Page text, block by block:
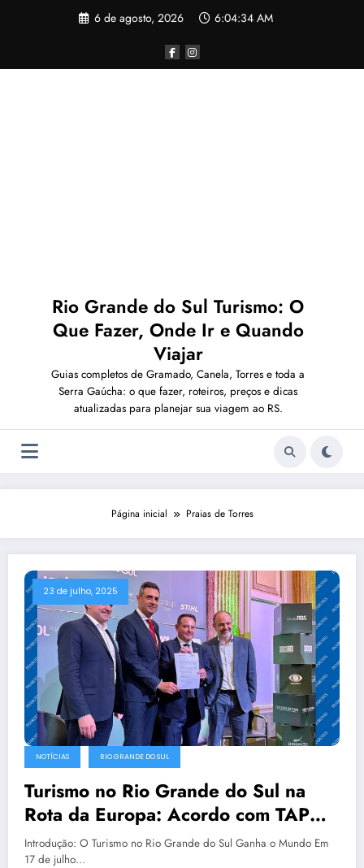
6 de agosto, 2026 6:04:34 AM
Rio Grande do Sul Turismo: O
Que Fazer, Onde Ir e Quando
Viajar
Guias completos de Gramado, Canela, Torres e toda a
Serra Gaúcha: o que fazer, roteiros, preços e dicas
atualizadas para planejar sua viagem ao RS.
Página inicial Praias de Torres
23 de julho, 2025
NOTÍCIAS RIO GRANDE DO SUL
Turismo no Rio Grande do Sul na
Rota da Europa: Acordo com TAP
Promove Turismo Gaúcho
Introdução: O Turismo no Rio Grande do Sul Ganha o Mundo Em
17 de julho…